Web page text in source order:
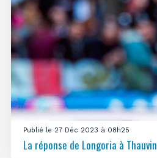
Publié le 27 Déc 2023 à 08h25
La réponse de Longoria à Thauvin